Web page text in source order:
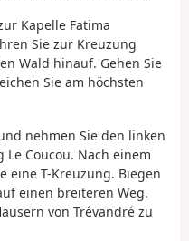
Kapelle Fatima
Sie zur Kreuzung
Wald hinauf. Gehen Sie
Sie am höchsten
nehmen Sie den linken
Coucou. Nach einem
eine T-Kreuzung. Biegen
einen breiteren Weg.
von Trévandré zu